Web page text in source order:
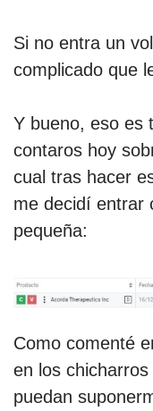
Si no entra un
complicado que
Y bueno, eso es
contaros hoy
cual tras hacer
me decidí entrar
pequeña:
Como comenté
en los
puedan